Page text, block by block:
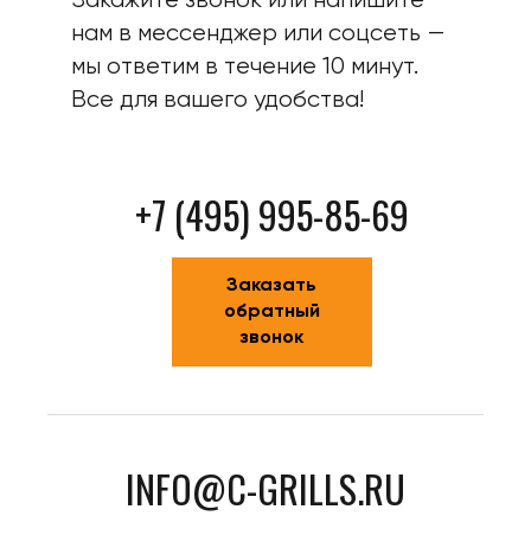
нам в мессенджер или соцсеть —
мы ответим в течение 10 минут.
Все для вашего удобства!
+7 (495) 995-85-69
Заказать
обратный
звонок
INFO@C-GRILLS.RU